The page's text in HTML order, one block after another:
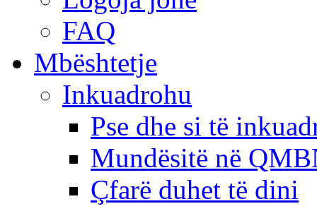
FAQ
Mbështetje
Inkuadrohu
Pse dhe si të
Mundësitë në
Çfarë duhet të dini